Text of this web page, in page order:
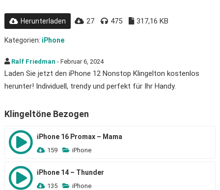
Herunterladen 27 475 317,16 KB
Kategorien: iPhone
Ralf Friedman - Februar 6, 2024
Laden Sie jetzt den iPhone 12 Nonstop Klingelton kostenlos
herunter! Individuell, trendy und perfekt für Ihr Handy.
Klingeltöne Bezogen
iPhone 16 Promax – Mama
159 iPhone
iPhone 14 – Thunder
135 iPhone